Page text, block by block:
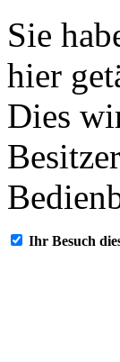
Sie
hier
Dies
Ihr Besuch